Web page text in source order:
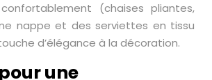
(chaises pliantes,
nappe et des serviettes en tissu
d’élégance à la décoration.
une